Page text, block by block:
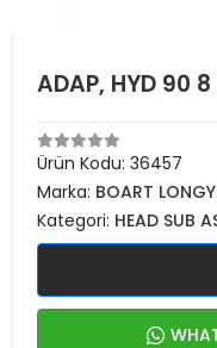
ADAP, HYD 90
Ürün Kodu: 36457
Marka: BOART
Kategori: HEAD SUB